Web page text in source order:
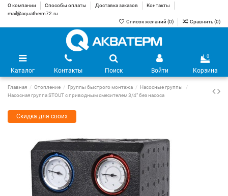
О компании Способы оплаты Доставка заказов
Контакты
mail@aquatherm72.ru
Список желаний (0) Сравнить (0)
Каталог Контакты Поиск Войти
0
Корзина
Главная Отопление Группы быстрого монтажа
Насосные группы
Насосная группа STOUT с приводным смесителем 3/4" без насоса
Скидка для своих